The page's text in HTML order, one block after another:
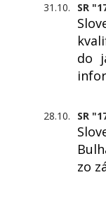
31.10. SR
do
28.10. SR
zo